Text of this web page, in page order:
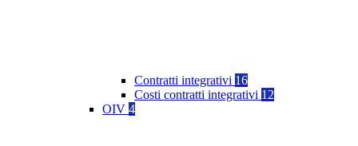
Contratti integrativi 16
Costi contratti integrativi 12
OIV 4